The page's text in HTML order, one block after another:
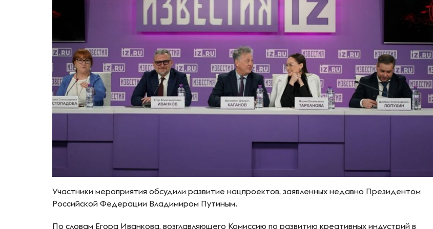
Участники мероприятия обсудили развитие нацпроектов, заявленных недавно Президентом
Российской Федерации Владимиром Путиным.
По словам Егора Иванкова, возглавляющего Комиссию по развитию креативных индустрий в